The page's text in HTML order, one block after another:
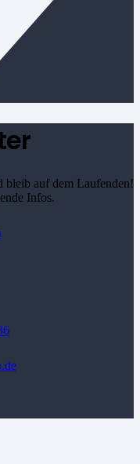
bleib auf dem Laufenden!
Infos.